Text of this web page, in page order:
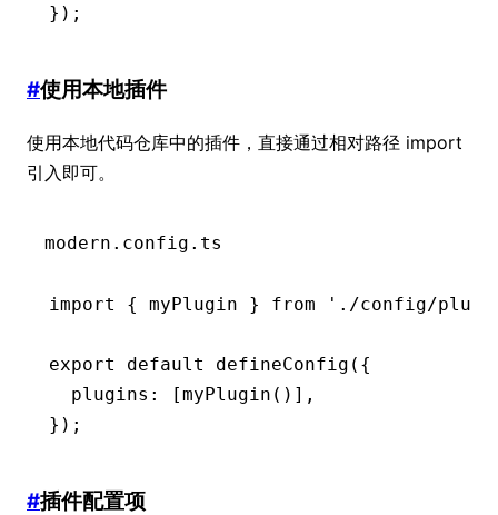
});
#使用本地插件
使用本地代码仓库中的插件，直接通过相对路径 import
引入即可。
modern.config.ts
import { myPlugin } from './config/
export default defineConfig ({
  plugins
: [myPlugin ()] ,
});
#插件配置项